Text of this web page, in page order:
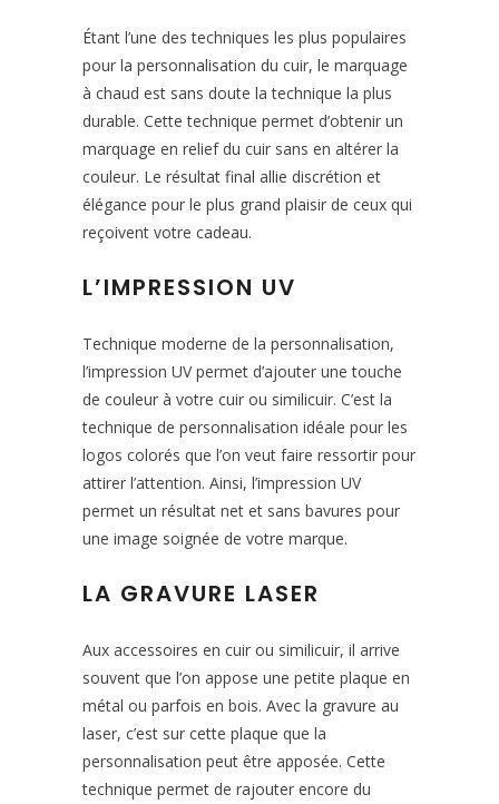
Étant l’une des techniques les plus populaires
pour la personnalisation du cuir, le marquage
à chaud est sans doute la technique la plus
durable. Cette technique permet d’obtenir un
marquage en relief du cuir sans en altérer la
couleur. Le résultat final allie discrétion et
élégance pour le plus grand plaisir de ceux qui
reçoivent votre cadeau.
L’IMPRESSION UV
Technique moderne de la personnalisation,
l’impression UV permet d’ajouter une touche
de couleur à votre cuir ou similicuir. C’est la
technique de personnalisation idéale pour les
logos colorés que l’on veut faire ressortir pour
attirer l’attention. Ainsi, l’impression UV
permet un résultat net et sans bavures pour
une image soignée de votre marque.
LA GRAVURE LASER
Aux accessoires en cuir ou similicuir, il arrive
souvent que l’on appose une petite plaque en
métal ou parfois en bois. Avec la gravure au
laser, c’est sur cette plaque que la
personnalisation peut être apposée. Cette
technique permet de rajouter encore du